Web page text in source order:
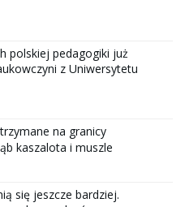
polskiej pedagogiki już
z Uniwersytetu
na granicy
kaszalota i muszle
się jeszcze bardziej.